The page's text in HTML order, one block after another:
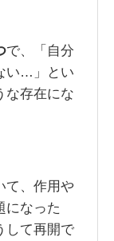
で、「自分
い…」とい
な存在にな
て、作用や
になった
して再開で